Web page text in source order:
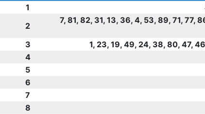
1
2
7, 81, 82, 31, 13, 36, 4, 53, 89, 71, 77,
3
1, 23, 19, 49, 24, 38, 80, 47,
4
5
6
7
8